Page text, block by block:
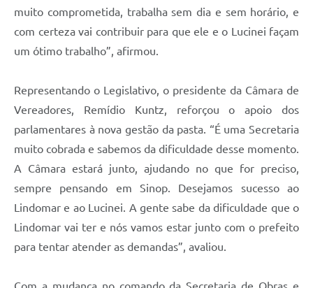
muito comprometida, trabalha sem dia e sem horário, e
com certeza vai contribuir para que ele e o Lucinei façam
um ótimo trabalho”, afirmou.
Representando o Legislativo, o presidente da Câmara de
Vereadores, Remídio Kuntz, reforçou o apoio dos
parlamentares à nova gestão da pasta. “É uma Secretaria
muito cobrada e sabemos da dificuldade desse momento.
A Câmara estará junto, ajudando no que for preciso,
sempre pensando em Sinop. Desejamos sucesso ao
Lindomar e ao Lucinei. A gente sabe da dificuldade que o
Lindomar vai ter e nós vamos estar junto com o prefeito
para tentar atender as demandas”, avaliou.